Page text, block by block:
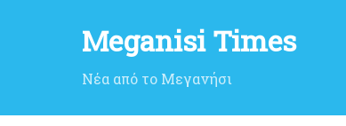
Meganisi Times
Νέα από το Μεγανήσι